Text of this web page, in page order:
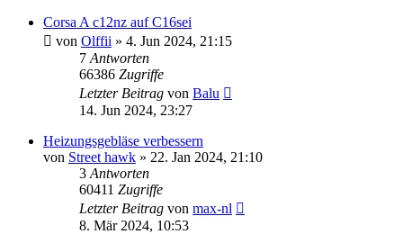
Corsa A c12nz auf C16sei
von Olffii » 4. Jun 2024, 21:15
7 Antworten
66386 Zugriffe
Letzter Beitrag von Balu
14. Jun 2024, 23:27
Heizungsgebläse verbessern
von Street hawk » 22. Jan 2024, 21:10
3 Antworten
60411 Zugriffe
Letzter Beitrag von max-nl
8. Mär 2024, 10:53